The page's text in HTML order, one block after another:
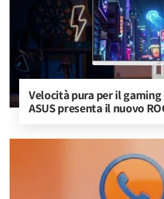
Velocità pura per il
ASUS presenta il nuovo